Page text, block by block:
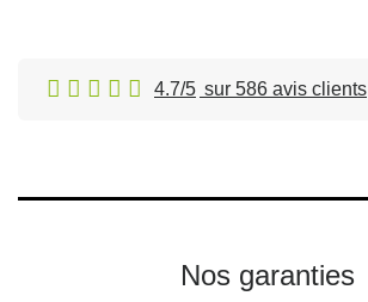
4.7/5 sur 586 avis clients
Nos garanties